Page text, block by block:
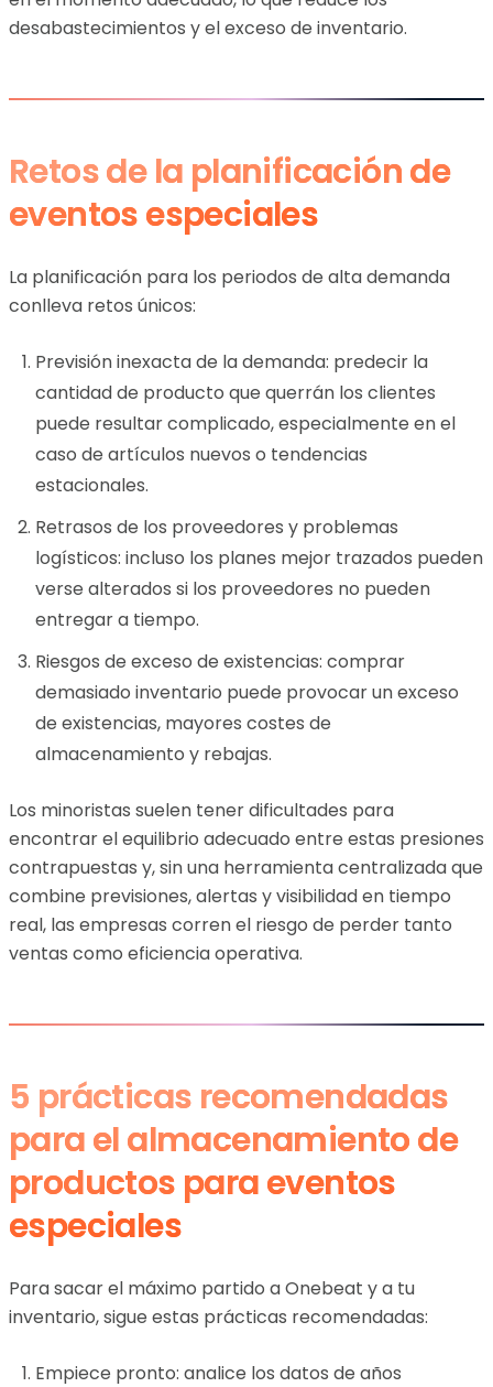
desabastecimientos y el exceso de inventario.
Retos de la planificación de
eventos especiales
La planificación para los periodos de alta demanda
conlleva retos únicos:
Previsión inexacta de la demanda: predecir la
cantidad de producto que querrán los clientes
puede resultar complicado, especialmente en el
caso de artículos nuevos o tendencias
estacionales.
Retrasos de los proveedores y problemas
logísticos: incluso los planes mejor trazados pueden
verse alterados si los proveedores no pueden
entregar a tiempo.
Riesgos de exceso de existencias: comprar
demasiado inventario puede provocar un exceso
de existencias, mayores costes de
almacenamiento y rebajas.
Los minoristas suelen tener dificultades para
encontrar el equilibrio adecuado entre estas presiones
contrapuestas y, sin una herramienta centralizada que
combine previsiones, alertas y visibilidad en tiempo
real, las empresas corren el riesgo de perder tanto
ventas como eficiencia operativa.
5 prácticas recomendadas
para el almacenamiento de
productos para eventos
especiales
Para sacar el máximo partido a Onebeat y a tu
inventario, sigue estas prácticas recomendadas:
Empiece pronto: analice los datos de años